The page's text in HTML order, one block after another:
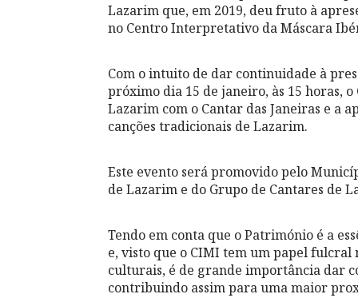
Lazarim que, em 2019, deu fruto à
no Centro Interpretativo da Máscara
Com o intuito de dar continuidade à
próximo dia 15 de janeiro, às 15 horas,
Lazarim com o Cantar das Janeiras e a
canções tradicionais de Lazarim.
Este evento será promovido pelo
de Lazarim e do Grupo de Cantares de
Tendo em conta que o Património é a
e, visto que o CIMI tem um papel
culturais, é de grande importância dar
contribuindo assim para uma maior